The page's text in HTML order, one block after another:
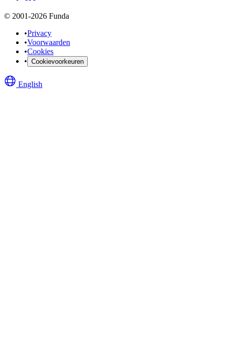
© 2001-2026 Funda
•Privacy
•Voorwaarden
•Cookies
• Cookievoorkeuren
English